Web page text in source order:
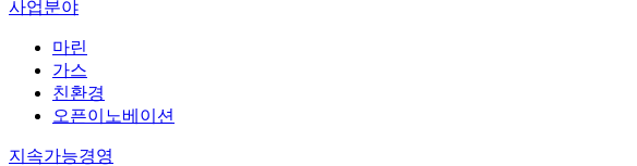
사업분야
마린
가스
친환경
오픈이노베이션
지속가능경영